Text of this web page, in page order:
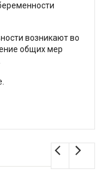
возникают во
общих мер